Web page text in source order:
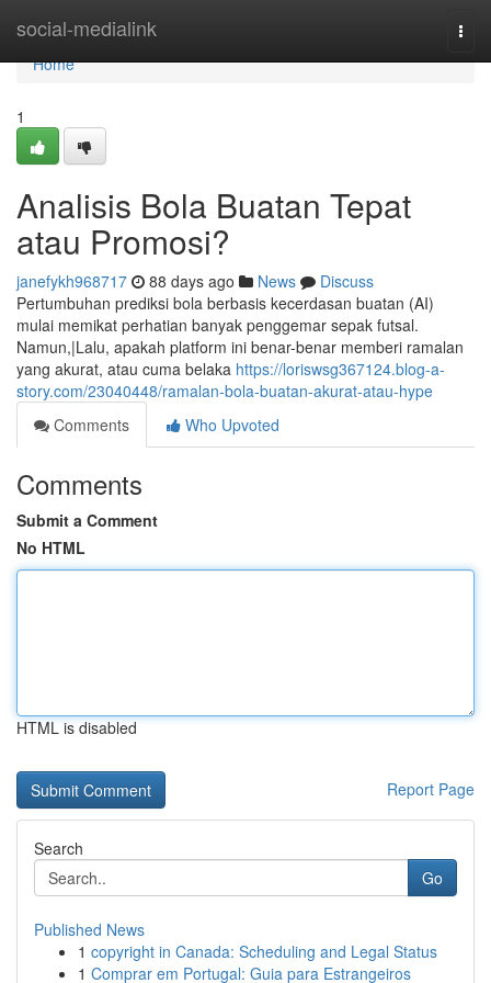
social-medialink
Home
Home
1
Analisis Bola Buatan Tepat
atau Promosi?
janefykh968717 88 days ago News
Discuss
Pertumbuhan prediksi bola berbasis kecerdasan buatan (AI)
mulai memikat perhatian banyak penggemar sepak futsal.
Namun,|Lalu, apakah platform ini benar-benar memberi ramalan
yang akurat, atau cuma belaka https://loriswsg367124.blog-a-
story.com/23040448/ramalan-bola-buatan-akurat-atau-hype
Comments
Who Upvoted
Comments
Submit a Comment
No HTML
HTML is disabled
Report Page
Search
Go
Published News
1 copyright in Canada: Scheduling and Legal Status
1 Comprar em Portugal: Guia para Estrangeiros